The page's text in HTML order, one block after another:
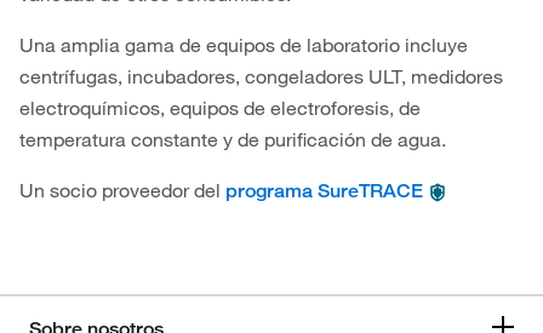
Una amplia gama de equipos de laboratorio incluye
centrífugas, incubadores, congeladores ULT, medidores
electroquímicos, equipos de electroforesis, de
temperatura constante y de purificación de agua.
Un socio proveedor del programa SureTRACE